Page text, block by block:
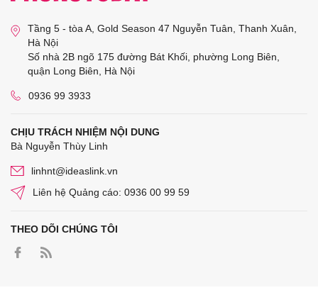
Tầng 5 - tòa A, Gold Season 47 Nguyễn Tuân, Thanh Xuân,
Hà Nội
Số nhà 2B ngõ 175 đường Bát Khối, phường Long Biên,
quận Long Biên, Hà Nội
0936 99 3933
CHỊU TRÁCH NHIỆM NỘI DUNG
Bà Nguyễn Thùy Linh
linhnt@ideaslink.vn
Liên hệ Quảng cáo: 0936 00 99 59
THEO DÕI CHÚNG TÔI